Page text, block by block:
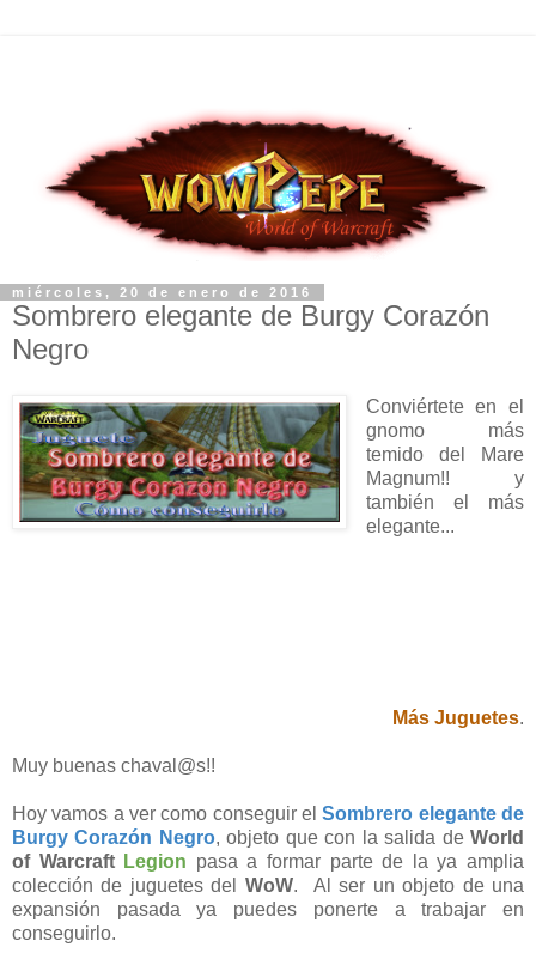
miércoles, 20 de enero de 2016
Sombrero elegante de Burgy Corazón
Negro
Conviértete en el
gnomo más
temido del Mare
Magnum!! y
también el más
elegante...
Más Juguetes.
Muy buenas chaval@s!!
Hoy vamos a ver como conseguir elSombrero elegante de
Burgy Corazón Negro, objeto que con la salida deWorld
of Warcraft
Legion pasa a formar parte de la ya amplia
colección de juguetes del WoW. Al ser un objeto de una
expansión pasada ya puedes ponerte a trabajar en
conseguirlo.